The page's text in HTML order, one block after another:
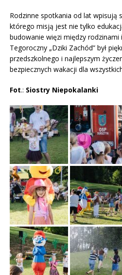
Rodzinne spotkania od lat wpisują
którego misją jest nie tylko
budowanie więzi między rodzinami
Tegoroczny „Dziki Zachód” był
przedszkolnego i najlepszym
bezpiecznych wakacji dla
Fot.: Siostry Niepokalanki